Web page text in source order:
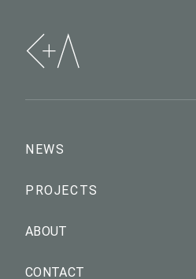
NEWS
PROJECTS
ABOUT
CONTACT